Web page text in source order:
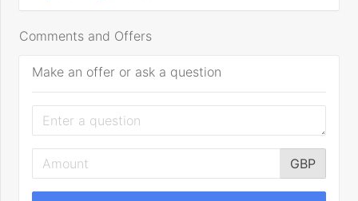
Comments and Offers
Make an offer or ask a question
GBP